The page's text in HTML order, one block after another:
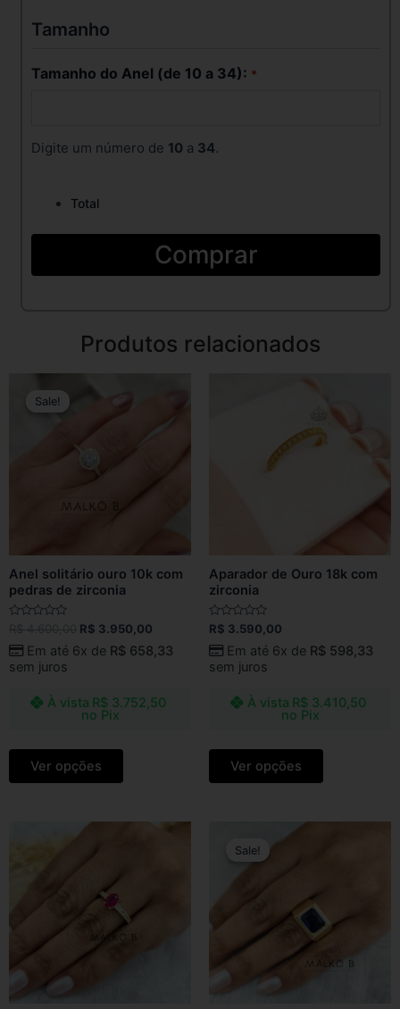
Tamanho
Tamanho do Anel (de 10 a 34): *
Digite um número de 10 a 34.
Total
Comprar
Produtos relacionados
Sale!
Sale!
Anel solitário ouro 10k com
pedras de zirconia
de
5
R$ 3.950,00
R$ 3.950,00.
À vista R$ 3.752,50
no Pix
Em até 6x de R$ 658,33
sem juros
Ver opções
Aparador de Ouro 18k com
zirconia
Avaliação
0
de
5
R$ 3.590,00
À vista R$ 3.410,50
no Pix
Em até 6x de R$ 598,33
sem juros
Ver opções
Sale!
Sale!
Original
price